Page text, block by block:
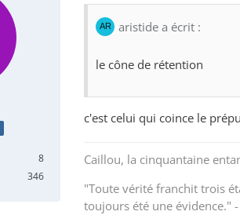
8
346
aristide a écrit :
le cône de rétention
c'est celui qui coince le
Caillou, la cinquantaine
"Toute vérité franchit trois
toujours été une évidence."